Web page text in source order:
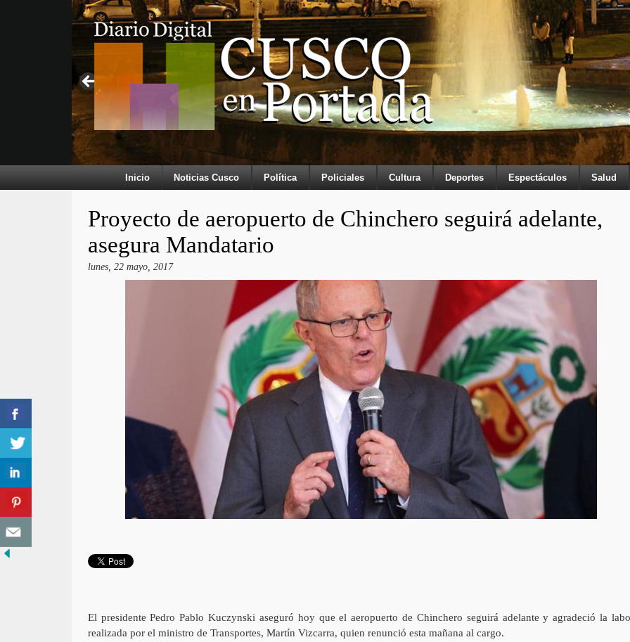
Inicio Noticias Cusco Política Policiales Cultura Deportes Espectáculos Salud
Proyecto de aeropuerto de Chinchero seguirá adelante,
asegura Mandatario
lunes, 22 mayo, 2017
El presidente Pedro Pablo Kuczynski aseguró hoy que el aeropuerto de Chinchero seguirá adelante y agradeció la
realizada por el ministro de Transportes, Martín Vizcarra, quien renunció esta mañana al cargo.